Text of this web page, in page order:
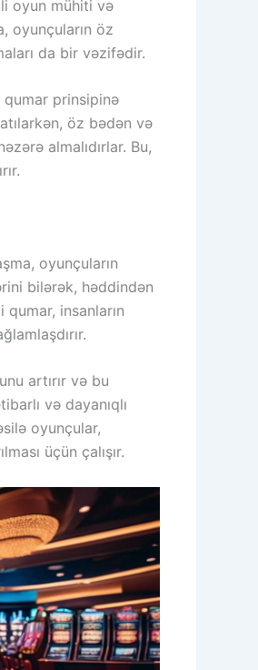
oyun mühiti və
oyunçuların öz
da bir vəzifədir.
qumar prinsipinə
öz bədən və
almalıdırlar. Bu,
oyunçuların
bilərək, həddindən
qumar, insanların
artırır və bu
və dayanıqlı
oyunçular,
üçün çalışır.